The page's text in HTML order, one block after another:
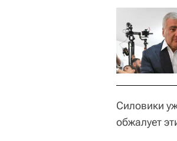
Силовики
обжалует